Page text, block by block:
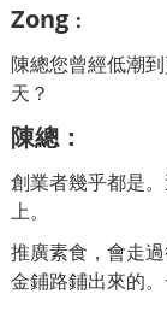
Zong ：
陳總您曾經低潮
天？
陳總：
創業者幾乎都是
上。
推廣素食，會走
金鋪路鋪出來的